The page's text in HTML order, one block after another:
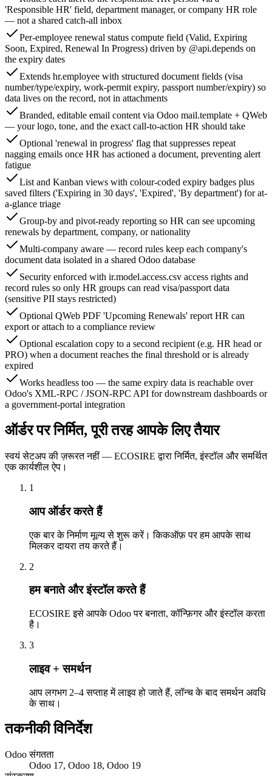
'Responsible HR' field, department manager, or company HR role
— not a shared catch-all inbox
Per-employee renewal status compute field (Valid, Expiring
Soon, Expired, Renewal In Progress) driven by @api.depends on
the expiry dates
Extends hr.employee with structured document fields (visa
number/type/expiry, work-permit expiry, passport number/expiry) so
data lives on the record, not in attachments
Branded, editable email content via Odoo mail.template + QWeb
— your logo, tone, and the exact call-to-action HR should take
Optional 'renewal in progress' flag that suppresses repeat
nagging emails once HR has actioned a document, preventing alert
fatigue
List and Kanban views with colour-coded expiry badges plus
saved filters ('Expiring in 30 days', 'Expired', 'By department') for at-
a-glance triage
Group-by and pivot-ready reporting so HR can see upcoming
renewals by department, company, or nationality
Multi-company aware — record rules keep each company's
document data isolated in a shared Odoo database
Security enforced with ir.model.access.csv access rights and
record rules so only HR groups can read visa/passport data
(sensitive PII stays restricted)
Optional QWeb PDF 'Upcoming Renewals' report HR can
export or attach to a compliance review
Optional escalation copy to a second recipient (e.g. HR head or
PRO) when a document reaches the final threshold or is already
expired
Works headless too — the same expiry data is reachable over
Odoo's XML-RPC / JSON-RPC API for downstream dashboards or
a government-portal integration
ऑर्डर पर निर्मित, पूरी तरह आपके लिए तैयार
स्वयं सेटअप की ज़रूरत नहीं — ECOSIRE द्वारा निर्मित, इंस्टॉल और समर्थित
एक कार्यशील ऐप।
1
आप ऑर्डर करते हैं
एक बार के निर्माण मूल्य से शुरू करें। किकऑफ़ पर हम आपके साथ
मिलकर दायरा तय करते हैं।
2
हम बनाते और इंस्टॉल करते हैं
ECOSIRE इसे आपके Odoo पर बनाता, कॉन्फ़िगर और इंस्टॉल करता
है।
3
लाइव + समर्थन
आप लगभग 2–4 सप्ताह में लाइव हो जाते हैं, लॉन्च के बाद समर्थन अवधि
के साथ।
तकनीकी विनिर्देश
Odoo संगतता
Odoo 17, Odoo 18, Odoo 19